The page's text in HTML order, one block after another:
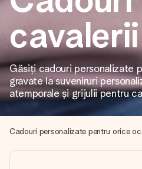
4,8 (bazat pe +15.000
Cadourile noastre inspiră.
Felicitare gratuită
Creează ceva unic în doar
Găsiți cadouri personalizate
gravate la suveniruri
atemporale și grijulii pentru
Cadouri personalizate pentru orice